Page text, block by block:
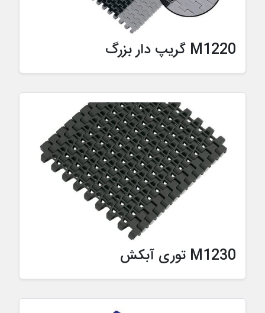
M1220 گریپ دار بزرگ
M1230 توری آبکش